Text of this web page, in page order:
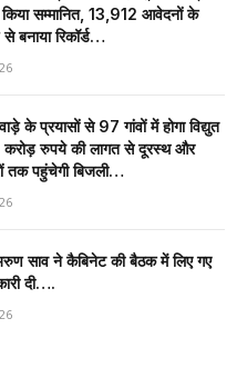
सम्मानित, 13,912 आवेदनों के
बनाया रिकॉर्ड…
के प्रयासों से 97 गांवों में होगा विद्युत
करोड़ रुपये की लागत से दूरस्थ और
तक पहुंचेगी बिजली…
साव ने कैबिनेट की बैठक में लिए गए
दी….